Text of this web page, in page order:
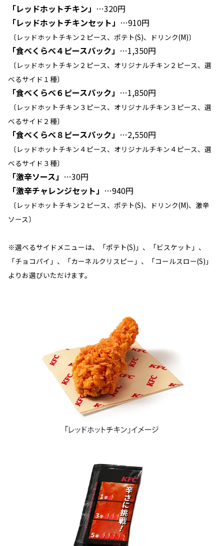
「レッドホットチキン」 …320円
「レッドホットチキンセット」 …910円
〔レッドホットチキン２ピース、ポテト(S)、ドリンク(M)〕
「食べくらべ４ピースパック」 …1,350円
〔レッドホットチキン２ピース、オリジナルチキン２ピース、選
べるサイド１種〕
「食べくらべ６ピースパック」 …1,850円
〔レッドホットチキン３ピース、オリジナルチキン３ピース、選
べるサイド２種〕
「食べくらべ８ピースパック」 …2,550円
〔レッドホットチキン４ピース、オリジナルチキン４ピース、選
べるサイド３種〕
「激辛ソース」 …30円
「激辛チャレンジセット」 …940円
〔レッドホットチキン２ピース、ポテト(S)、ドリンク(M)、激辛
ソース〕
※選べるサイドメニューは、「ポテト(S)」、「ビスケット」、
「チョコパイ」、「カーネルクリスピー」、「コールスロー(S)」
よりお選びいただけます。